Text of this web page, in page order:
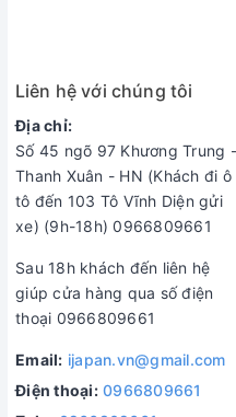
1 thìa/ ngày.
nóng hoặc lạnh.
SIÊU THỊ
Cơ sở1: 49 ngõ 612 La
Cơ sở 2: số 17 đường 3/2 -
website:
Liên hệ với chúng tôi
Địa chỉ:
Số 45 ngõ 97 Khương Trung -
Thanh Xuân - HN (Khách đi ô
tô đến 103 Tô Vĩnh Diện gửi
xe) (9h-18h) 0966809661
Sau 18h khách đến liên hệ
giúp cửa hàng qua số điện
thoại 0966809661
Email: ijapan.vn@gmail.com
Điện thoại: 0966809661